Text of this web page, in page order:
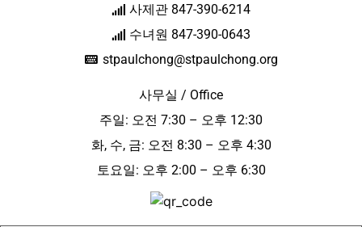
사제관 847-390-6214
수녀원 847-390-0643
stpaulchong@stpaulchong.org
사무실 / Office
주일: 오전 7:30 – 오후 12:30
화, 수, 금: 오전 8:30 – 오후 4:30
토요일: 오후 2:00 – 오후 6:30